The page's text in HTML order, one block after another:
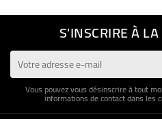
S'INSCRIRE À
Vous pouvez vous désinscrire à tout
informations de contact dans les